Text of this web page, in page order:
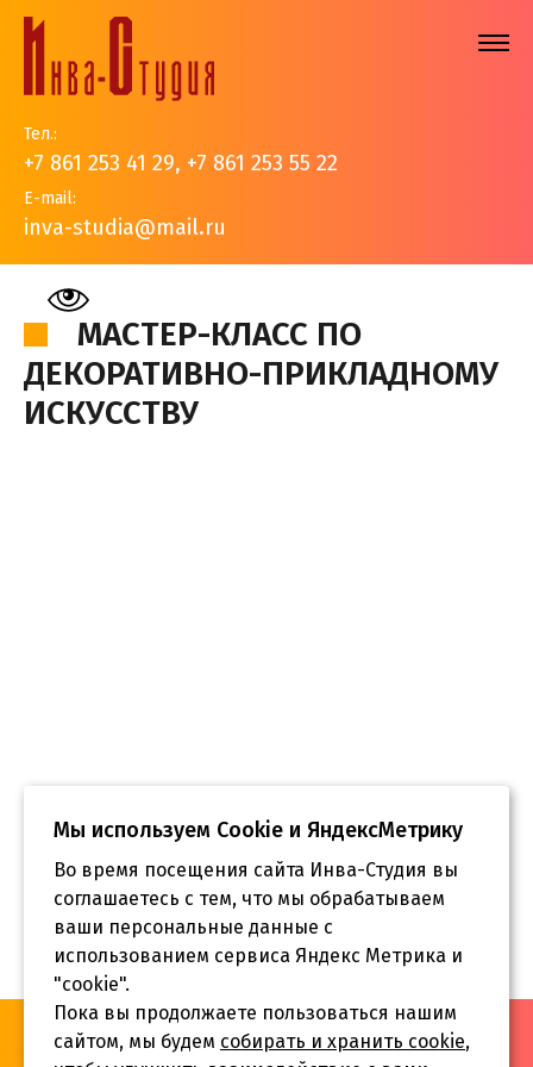
Тел.:
+7 861 253 41 29, +7 861 253 55 22
E-mail:
inva-studia@mail.ru
На главную > События > Видео > Мастер-класс по
МАСТЕР-КЛАСС ПО
ДЕКОРАТИВНО-ПРИКЛАДНОМУ
ИСКУССТВУ
«Инва-Студия. Академия. Центр социальной реабилитации»,
© 2026 г.
Мы используем Сookie и ЯндексМетрику
Во время посещения сайта Инва-Студия вы
соглашаетесь с тем, что мы обрабатываем
ваши персональные данные с
использованием сервиса Яндекс Метрика и
"cookie".
Пока вы продолжаете пользоваться нашим
сайтом, мы будем собирать и хранить cookie,